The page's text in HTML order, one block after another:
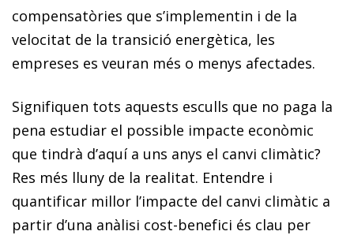
compensatòries que s’implementin i de la
velocitat de la transició energètica, les
empreses es veuran més o menys afectades.
Signifiquen tots aquests esculls que no paga la
pena estudiar el possible impacte econòmic
que tindrà d’aquí a uns anys el canvi climàtic?
Res més lluny de la realitat. Entendre i
quantificar millor l’impacte del canvi climàtic a
partir d’una anàlisi cost-benefici és clau per